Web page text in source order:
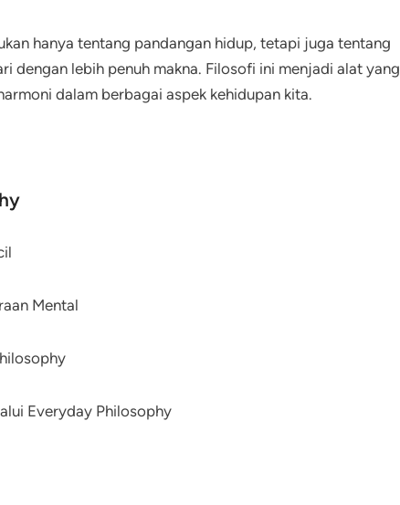
hanya tentang pandangan hidup, tetapi juga tentang
dengan lebih penuh makna. Filosofi ini menjadi alat yang
dalam berbagai aspek kehidupan kita.
Mental
Everyday Philosophy